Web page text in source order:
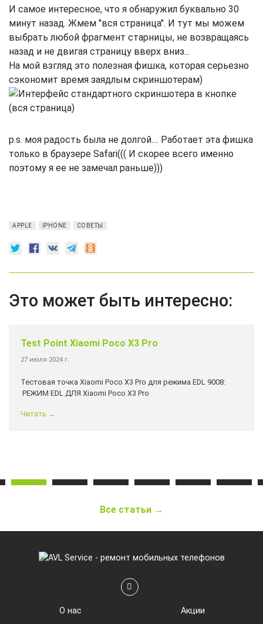
И самое интересное, что я обнаружил буквально 30
минут назад. Жмем "вся страница". И тут мы можем
выбрать любой фрагмент старницы, не возвращаясь
назад и не двигая страницу вверх вниз...
На мой взгляд это полезная фишка, которая серьезно
сэкономит время заядлым скриншотерам)
p.s. моя радость была не долгой.... Работает эта фишка
только в браузере Safari((( И скорее всего именно
поэтому я ее не замечал раньше)))
APPLE IPHONE СОВЕТЫ
Это может быть интересно:
EDL 9008:
Test Point Xiaomi Redmi Note 10
Режим EDL (режим аварийной загрузки)
подключать телефоны Qualcomm Android
Все статьи →
О нас Акции